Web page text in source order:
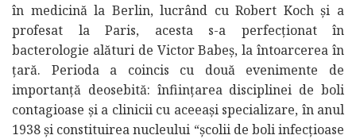
în medicină la Berlin, lucrând cu Robert Koch și a
profesat la Paris, acesta s-a perfecționat în
bacterologie alături de Victor Babeș, la întoarcerea în
țară. Perioda a coincis cu două evenimente de
importanță deosebită: înființarea disciplinei de boli
contagioase și a clinicii cu aceeași specializare, în anul
1938 și constituirea nucleului “școlii de boli infecțioase